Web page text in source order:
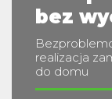
bez
realizacja
do domu